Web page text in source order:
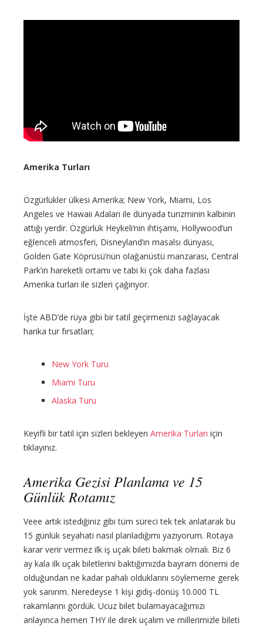
Amerika Turları
Özgürlükler ülkesi Amerika; New York, Miami, Los
Angeles ve Hawaii Adaları ile dünyada turizminin kalbinin
attığı yerdir. Özgürlük Heykeli’nin ihtişamı, Hollywood’un
eğlenceli atmosferi, Disneyland’ın masalsı dünyası,
Golden Gate Köprüsü’nün olağanüstü manzarası, Central
Park’ın hareketli ortamı ve tabi ki çok daha fazlası
Amerika turları ile sizleri çağırıyor.
İşte ABD’de rüya gibi bir tatil geçirmenizi sağlayacak
harika tur fırsatları;
New York Turu
Miami Turu
Alaska Turu
Keyifli bir tatil için sizleri bekleyen Amerika Turları için
tıklayınız.
Amerika Gezisi Planlama ve 15
Günlük Rotamız
Veee artık istediğiniz gibi tüm süreci tek tek anlatarak bu
15 günlük seyahati nasıl planladığımı yazıyorum. Rotaya
karar verir vermez ilk iş uçak bileti bakmak olmalı. Biz 6
ay kala ilk uçak biletlerini baktığımızda bayram dönemi de
olduğundan ne kadar pahalı olduklarını söylememe gerek
yok sanırım. Neredeyse 1 kişi gidiş-dönüş 10.000 TL
rakamlarını gördük. Ucuz bilet bulamayacağımızı
anlayınca hemen THY ile direk uçalım ve millerimizle bileti